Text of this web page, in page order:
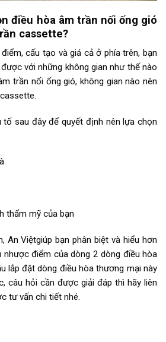
điều hòa âm trần nối ống gió
cassette?
cấu tạo và giá cả ở phía trên, bạn
với những không gian như thế nào
trần nối ống gió, không gian nào nên
tố sau đây để quyết định nên lựa chọn
thẩm mỹ của bạn
An Việtgiúp bạn phân biệt và hiểu hơn
nhược điểm của dòng 2 dòng điều hòa
lắp đặt dòng điều hòa thương mại này
câu hỏi cần được giải đáp thì hãy liên
tư vấn chi tiết nhé.